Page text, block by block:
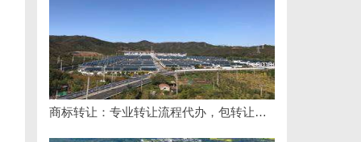
商标转让：专业转让流程代办，包转让成功再付款